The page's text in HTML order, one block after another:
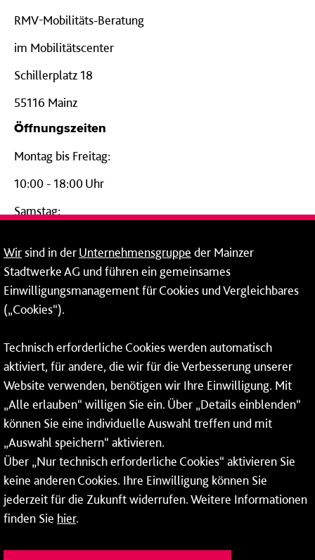
RMV-Mobilitäts-Beratung
im Mobilitätscenter
Schillerplatz 18
55116 Mainz
Öffnungszeiten
Montag bis Freitag:
10:00 - 18:00 Uhr
Samstag:
24-Stunden-Telefon*
06131 – 12 77 77
Fax: 06131 – 12 66 66
* Montags bis freitags bis 7 und ab 18 Uhr sowie an
Wochenenden und Feiertagen ganztags werden Ihre
Anrufe je nach Themenauswahl an ein Callcenter des
RMV oder von nextbike weitergeleitet. Dort erhalten Sie
ausschließlich Auskünfte zum Fahrplan bzw. zu
meinRad.
Wirsind in derUnternehmensgruppe der Mainzer
Stadtwerke AG und führen ein gemeinsames
Einwilligungsmanagement für Cookies und Vergleichbares
(„Cookies“).
Technisch erforderliche Cookies werden automatisch
aktiviert, für andere, die wir für die Verbesserung unserer
Website verwenden, benötigen wir Ihre Einwilligung. Mit
„Alle erlauben“ willigen Sie ein. Über „Details einblenden“
können Sie eine individuelle Auswahl treffen und mit
„Auswahl speichern“ aktivieren.
Über „Nur technisch erforderliche Cookies“ aktivieren Sie
keine anderen Cookies. Ihre Einwilligung können Sie
jederzeit für die Zukunft widerrufen. Weitere Informationen
finden Sie hier.